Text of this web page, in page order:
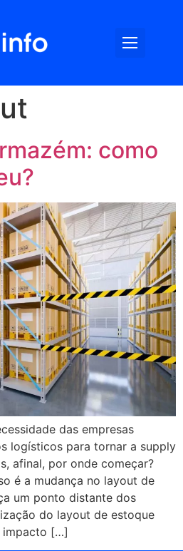
como
das empresas
logísticos para tornar a supply
afinal, por onde começar?
é a mudança no layout de
um ponto distante dos
do layout de estoque
impacto […]